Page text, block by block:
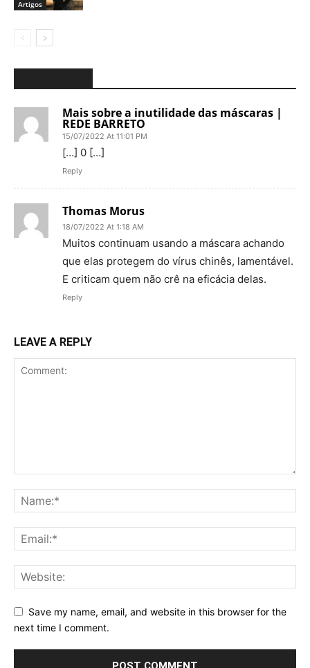
Artigos
Mais sobre a inutilidade das máscaras |
REDE BARRETO
15/07/2022 At 11:01 PM
[…] 0 […]
Reply
Thomas Morus
18/07/2022 At 1:18 AM
Muitos continuam usando a máscara achando
que elas protegem do vírus chinês, lamentável.
E criticam quem não crê na eficácia delas.
Reply
LEAVE A REPLY
Save my name, email, and website in this browser for the
next time I comment.